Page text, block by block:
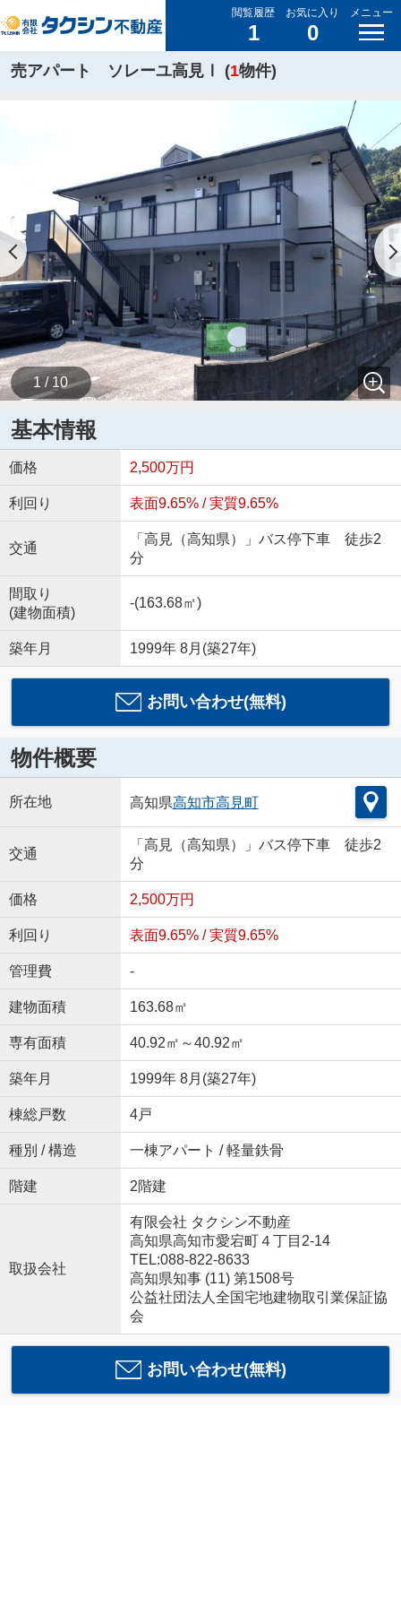
閲覧履歴
1
お気に入り
0
メニュー
売アパート ソレーユ高見Ⅰ (1物件)
1 / 10
基本情報
価格 2,500万円
利回り 表面9.65% / 実質9.65%
交通
「高見（高知県）」バス停下車 徒歩2
分
間取り
(建物面積)
-(163.68㎡)
築年月 1999年 8月(築27年)
お問い合わせ(無料)
物件概要
所在地 高知県高知市高見町
交通
「高見（高知県）」バス停下車 徒歩2
分
価格 2,500万円
利回り 表面9.65% / 実質9.65%
管理費 -
建物面積 163.68㎡
専有面積 40.92㎡～40.92㎡
築年月 1999年 8月(築27年)
棟総戸数 4戸
種別 / 構造 一棟アパート / 軽量鉄骨
階建 2階建
取扱会社
有限会社 タクシン不動産
高知県高知市愛宕町４丁目2-14
TEL:088-822-8633
高知県知事 (11) 第1508号
公益社団法人全国宅地建物取引業保証協
会
お問い合わせ(無料)